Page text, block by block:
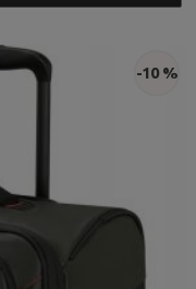
-10 %